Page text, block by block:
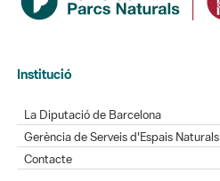
Institució
La Diputació de Barcelona
Gerència de Serveis d'Espais Naturals
Contacte